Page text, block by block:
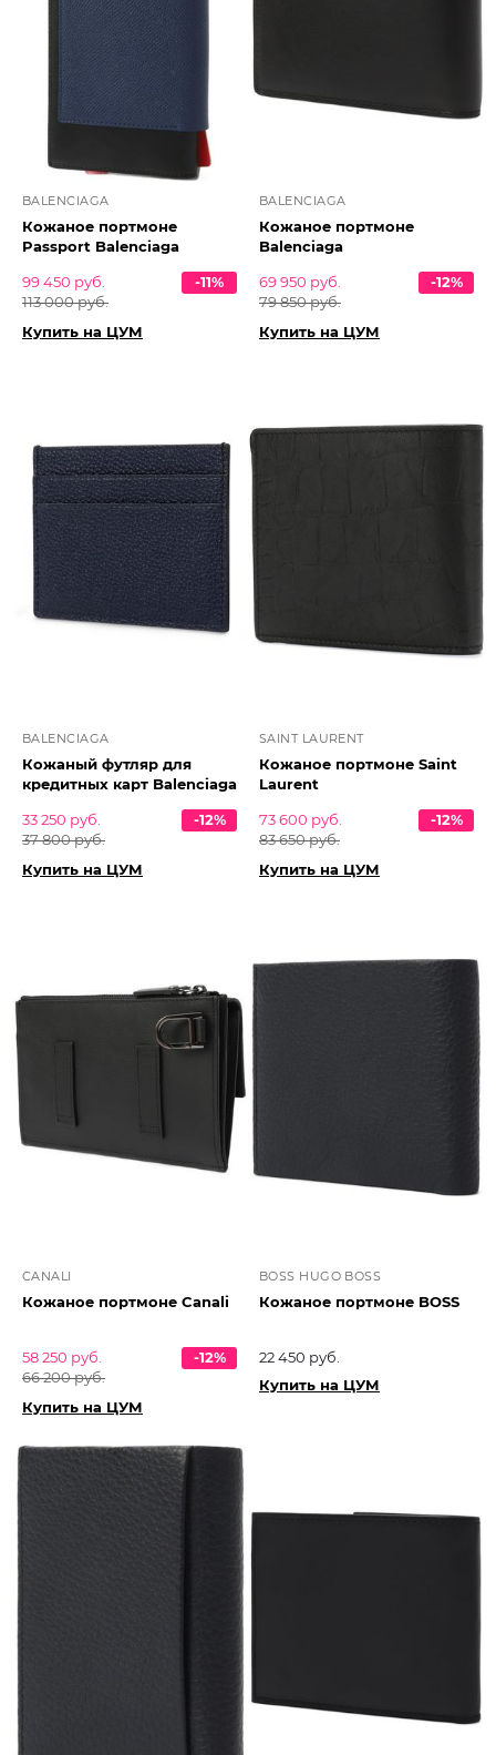
BALENCIAGA
Кожаное портмоне
Passport Balenciaga
99 450 руб.
113 000 руб.
-11%
Купить на ЦУМ
BALENCIAGA
Кожаное портмоне
Balenciaga
69 950 руб.
79 850 руб.
-12%
Купить на ЦУМ
BALENCIAGA
Кожаный футляр для
кредитных карт Balenciaga
33 250 руб.
37 800 руб.
-12%
Купить на ЦУМ
SAINT LAURENT
Кожаное портмоне Saint
Laurent
73 600 руб.
83 650 руб.
-12%
Купить на ЦУМ
CANALI
Кожаное портмоне Canali
58 250 руб.
66 200 руб.
-12%
Купить на ЦУМ
BOSS HUGO BOSS
Кожаное портмоне BOSS
22 450 руб.
Купить на ЦУМ